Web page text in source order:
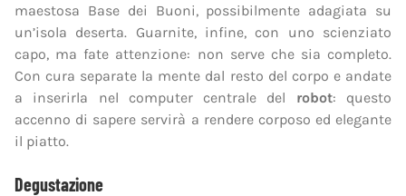
maestosa Base dei Buoni, possibilmente adagiata su
un’isola deserta. Guarnite, infine, con uno scienziato
capo, ma fate attenzione: non serve che sia completo.
Con cura separate la mente dal resto del corpo e andate
a inserirla nel computer centrale del robot: questo
accenno di sapere servirà a rendere corposo ed elegante
il piatto.
Degustazione